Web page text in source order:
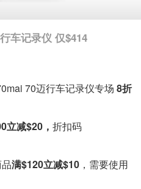
车记录仪 仅$414
70迈行车记录仪专场 8折
立减$20， 折扣码
满$120立减$10 ，需要使用